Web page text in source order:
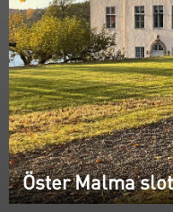
Öster Malma